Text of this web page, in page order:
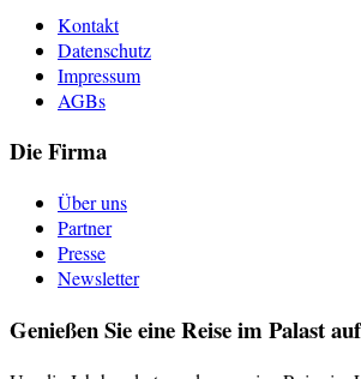
Kontakt
Datenschutz
Impressum
AGBs
Die Firma
Über uns
Partner
Presse
Newsletter
Genießen Sie eine Reise im Palast